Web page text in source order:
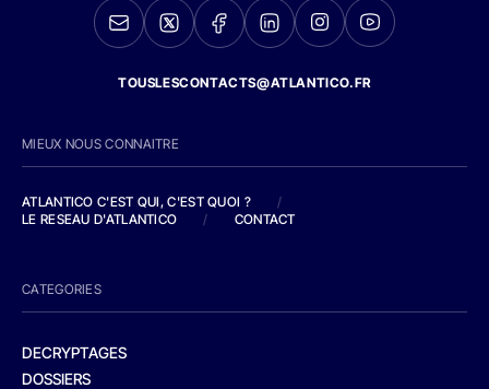
TOUSLESCONTACTS@ATLANTICO.FR
MIEUX NOUS CONNAITRE
ATLANTICO C'EST QUI, C'EST QUOI ?
/
LE RESEAU D'ATLANTICO
/ CONTACT
CATEGORIES
DECRYPTAGES
DOSSIERS